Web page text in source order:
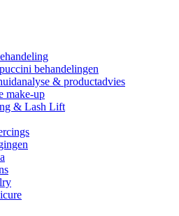
behandelingen
& productadvies
make-up
& Lash Lift